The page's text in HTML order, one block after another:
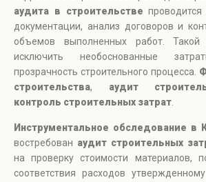
аудита в строительстве
документации, анализ договоров и
объемов выполненных работ. Такой
исключить необоснованные
прозрачность строительного процесса.
строительства, аудит
контроль строительных затрат
Инструментальное обследование в
востребован аудит строительных
на проверку стоимости материалов,
соответствия расходов